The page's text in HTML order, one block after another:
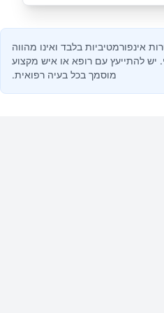
אינפורמטיביות בלבד ואינו מהווה
יש להתייעץ עם רופא או איש מקצוע
מוסמך בכל בעיה רפואית.